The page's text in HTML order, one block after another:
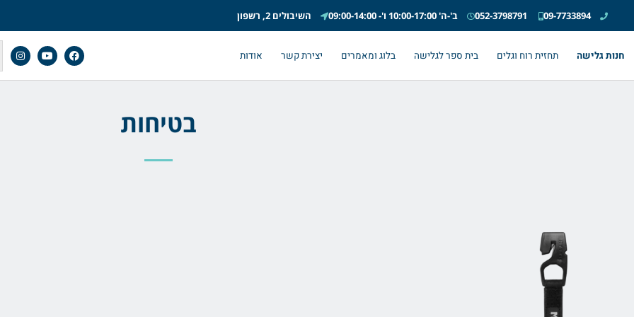
09-7733894
052-3798791 ב'-ה' 10:00-17:00 ו'- 09:00-14:00 השיבולים 2, רשפון
חנות גלישה תחזית רוח וגלים בית ספר לגלישה בלוג ומאמרים יצירת קשר אודות
בטיחות